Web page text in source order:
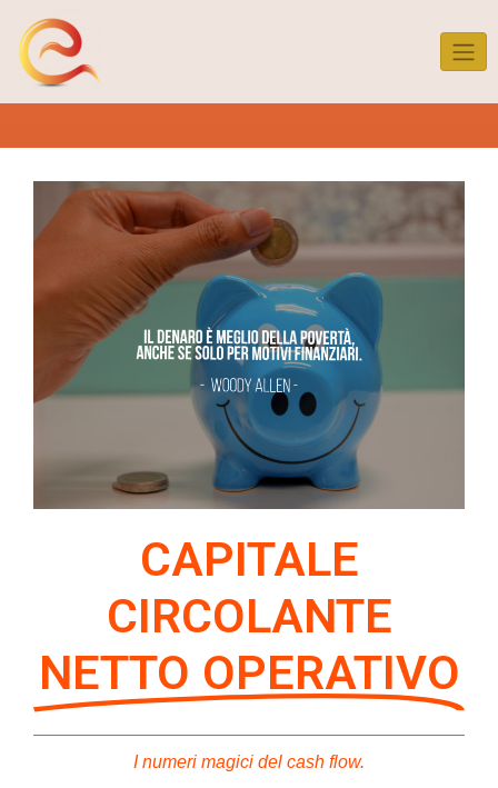
CAPITALE
CIRCOLANTE
NETTO OPERATIVO
I numeri magici del cash flow.